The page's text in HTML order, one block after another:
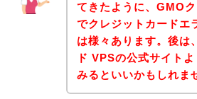
てきたように、GMO
でクレジットカードエ
は様々あります。後は
ド VPSの公式サイト
みるといいかもしれま